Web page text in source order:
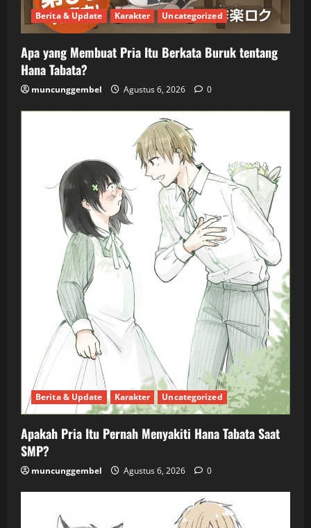
Berita & Update Karakter Uncategorized
Apa yang Membuat Pria Itu Berkata Buruk tentang
Hana Tabata?
muncunggembel Agustus 6, 2026 0
Berita & Update Karakter Uncategorized
Apakah Pria Itu Pernah Menyakiti Hana Tabata Saat
SMP?
muncunggembel Agustus 6, 2026 0